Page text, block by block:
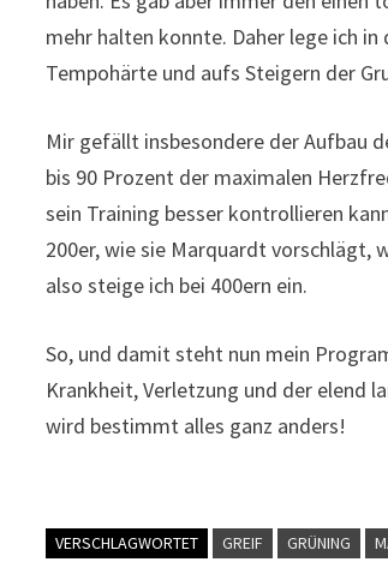
mehr halten konnte. Daher lege ich
Tempohärte und aufs Steigern der
Mir gefällt insbesondere der Aufbau
bis 90 Prozent der maximalen
sein Training besser kontrollieren
200er, wie sie Marquardt vorschlägt,
also steige ich bei 400ern ein.
So, und damit steht nun mein
Krankheit, Verletzung und der elend
wird bestimmt alles ganz anders!
VERSCHLAGWORTET GREIF GRÜNING